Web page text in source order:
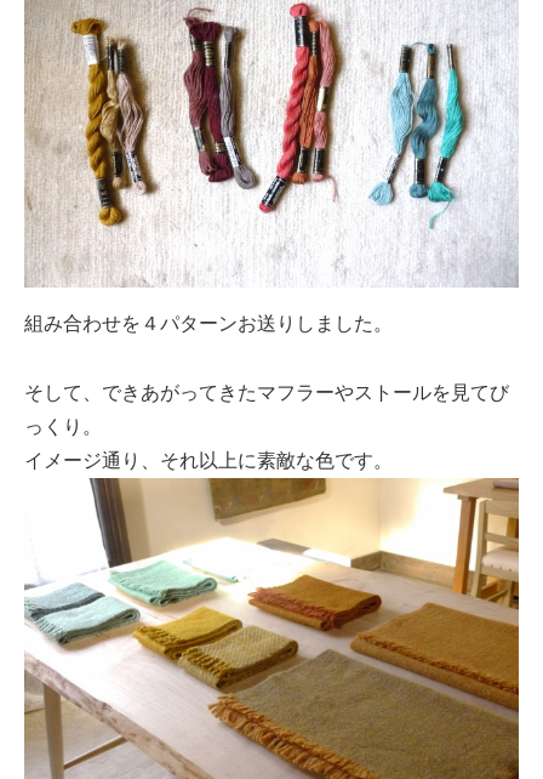
組み合わせを４パターンお送りしました。
そして、できあがってきたマフラーやストールを見てび
っくり。
イメージ通り、それ以上に素敵な色です。